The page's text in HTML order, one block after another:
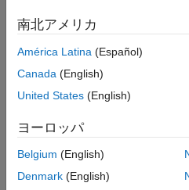
ツールの検定と認定
モデル システムの階層に従っ
システムの入出力のレポート
slreportgen.report.SystemIO
Simulink ® モデルで使用される
成する。
モデルのメモのレポート
南北アメリカ
América Latina (Español)
Canada (English)
United States (English)
ヨーロッパ
Belgium (English)
Denmark (English)